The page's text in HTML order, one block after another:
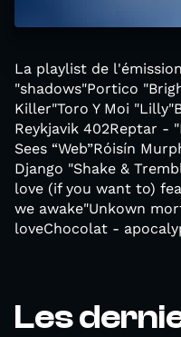
La playlist de
"shadows"Portico
Killer"Toro Y Moi
Reykjavik 402Reptar -
Sees “Web”Róisín
Django "Shake &
love (if you want to)
we awake"Unkown
loveChocolat -
Les